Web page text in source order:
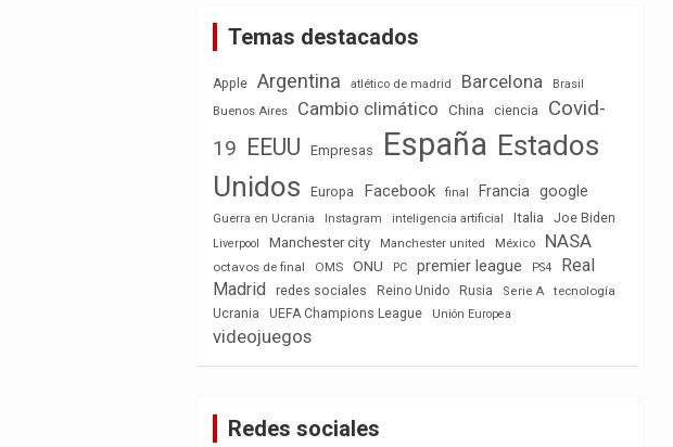
Temas destacados
Apple Argentina atlético de madrid Barcelona
Brasil
Buenos Aires
Cambio climático China ciencia
Covid-
19
EEUU Empresas España Estados
Unidos
Europa Facebook final Francia google
Guerra en Ucrania Instagram inteligencia artificial Italia Joe Biden
Liverpool Manchester city Manchester united México NASA
octavos de final OMS ONU PC premier league PS4
Real
Madrid
redes sociales Reino Unido Rusia Serie A
tecnología
Ucrania
UEFA Champions League Unión Europea
videojuegos
Redes sociales